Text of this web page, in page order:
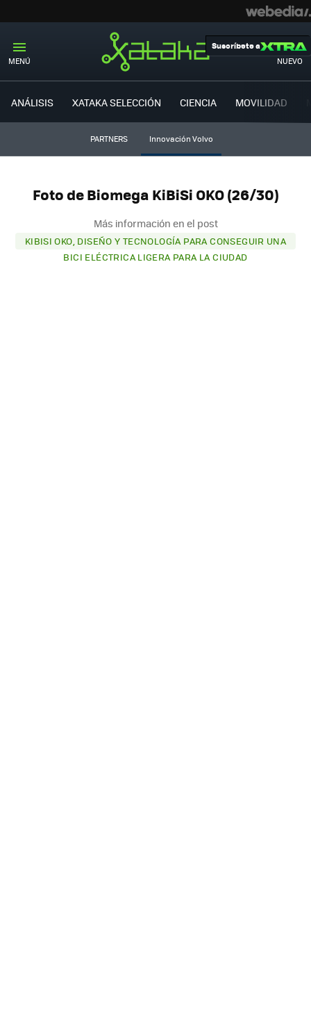
MENÚ NUEVO
Suscríbete a
ANÁLISIS XATAKA SELECCIÓN CIENCIA MOVILIDAD
PARTNERS Innovación Volvo
Foto de Biomega KiBiSi OKO (26/30)
Más información en el post
KIBISI OKO, DISEÑO Y TECNOLOGÍA PARA CONSEGUIR UNA
BICI ELÉCTRICA LIGERA PARA LA CIUDAD